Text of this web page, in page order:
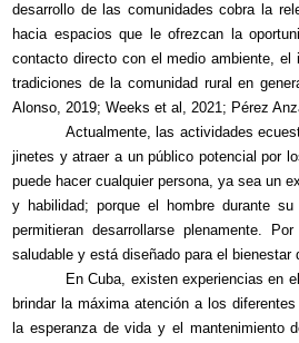
desarrollo de las comunidades cobra la
hacia espacios que le ofrezcan la
contacto directo con el medio ambiente,
tradiciones de la comunidad rural en
Alonso, 2019; Weeks et al, 2021; Pérez
Actualmente, las actividades
jinetes y atraer a un público potencial por
puede hacer cualquier persona, ya sea un
y habilidad; porque el hombre durante
permitieran desarrollarse plenamente.
saludable y está diseñado para el bienestar
En Cuba, existen experiencias en
brindar la máxima atención a los
la esperanza de vida y el mantenimiento